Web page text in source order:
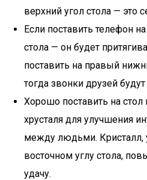
верхний угол стола — это
Если поставить телефон
стола — он будет
поставить на правый
тогда звонки друзей
Хорошо поставить на стол
хрусталя для улучшения
между людьми. Кристалл,
восточном углу стола,
удачу.